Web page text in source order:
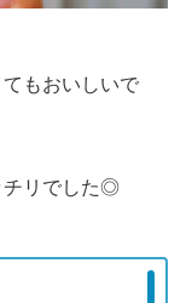
もおいしいで
チリでした◎